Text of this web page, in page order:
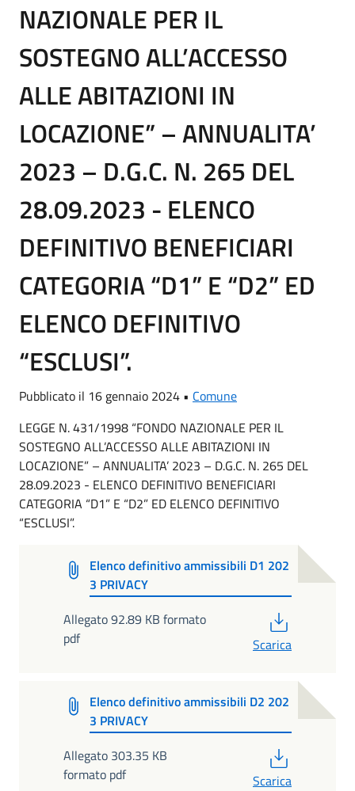
NAZIONALE PER IL
SOSTEGNO ALL’ACCESSO
ALLE ABITAZIONI IN
LOCAZIONE” – ANNUALITA’
2023 – D.G.C. N. 265 DEL
28.09.2023 - ELENCO
DEFINITIVO BENEFICIARI
CATEGORIA “D1” E “D2” ED
ELENCO DEFINITIVO
“ESCLUSI”.
Pubblicato il 16 gennaio 2024 • Comune
LEGGE N. 431/1998 “FONDO NAZIONALE PER IL
SOSTEGNO ALL’ACCESSO ALLE ABITAZIONI IN
LOCAZIONE” – ANNUALITA’ 2023 – D.G.C. N. 265 DEL
28.09.2023 - ELENCO DEFINITIVO BENEFICIARI
CATEGORIA “D1” E “D2” ED ELENCO DEFINITIVO
“ESCLUSI”.
Elenco definitivo ammissibili D1 202
3 PRIVACY
Allegato 92.89 KB formato
pdf
Scarica
Elenco definitivo ammissibili D2 202
3 PRIVACY
Allegato 303.35 KB
formato pdf
Scarica